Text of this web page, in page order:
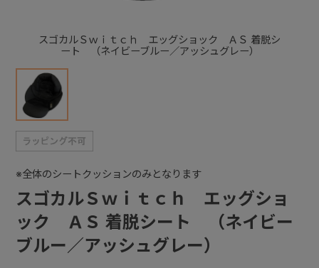
スゴカルＳｗｉｔｃｈ エッグショック ＡＳ 着脱シ
ート （ネイビーブルー／アッシュグレー）
スゴカルＳｗｉｔｃｈ エッグショ
ック ＡＳ 着脱シート （ネイビー
ブルー／アッシュグレー）
※全体のシートクッションのみとなります